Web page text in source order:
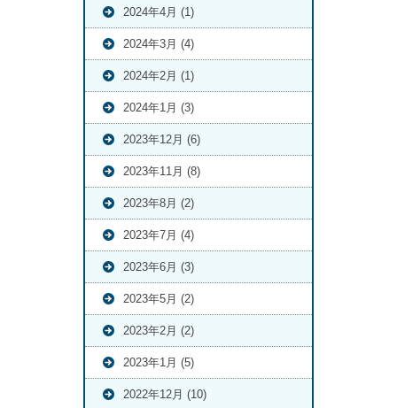
2024年4月 (1)
2024年3月 (4)
2024年2月 (1)
2024年1月 (3)
2023年12月 (6)
2023年11月 (8)
2023年8月 (2)
2023年7月 (4)
2023年6月 (3)
2023年5月 (2)
2023年2月 (2)
2023年1月 (5)
2022年12月 (10)